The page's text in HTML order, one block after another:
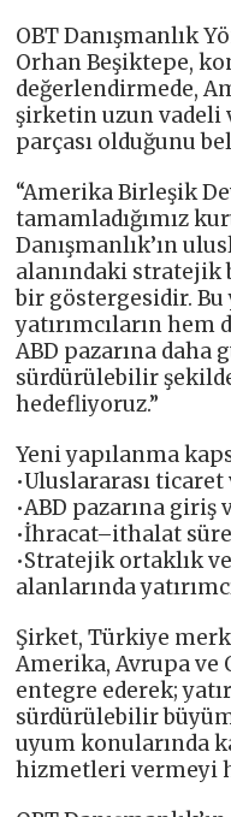
OBT Danışmanlık
Orhan Beşiktepe,
değerlendirmede,
şirketin uzun
parçası olduğunu
“Amerika Birleşik
tamamladığımız
Danışmanlık’ın
alanındaki
bir göstergesidir.
yatırımcıların hem
ABD pazarına daha
sürdürülebilir
hedefliyoruz.”
Yeni yapılanma
•Uluslararası ticaret
•ABD pazarına giriş
•İhracat–ithalat
•Stratejik ortaklık
alanlarında
Şirket, Türkiye
Amerika, Avrupa ve
entegre ederek;
sürdürülebilir
uyum konularında
hizmetleri vermeyi